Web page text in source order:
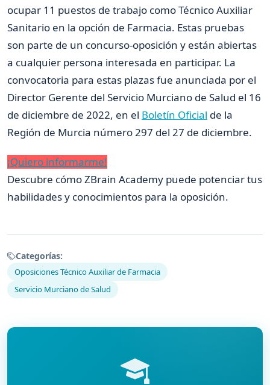
ocupar 11 puestos de trabajo como Técnico Auxiliar
Sanitario en la opción de Farmacia. Estas pruebas
son parte de un concurso-oposición y están abiertas
a cualquier persona interesada en participar. La
convocatoria para estas plazas fue anunciada por el
Director Gerente del Servicio Murciano de Salud el 16
de diciembre de 2022, en el Boletín Oficial de la
Región de Murcia número 297 del 27 de diciembre.
¡Quiero informarme!
Descubre cómo ZBrain Academy puede potenciar tus
habilidades y conocimientos para la oposición.
Categorías:
Oposiciones Técnico Auxiliar de Farmacia
Servicio Murciano de Salud